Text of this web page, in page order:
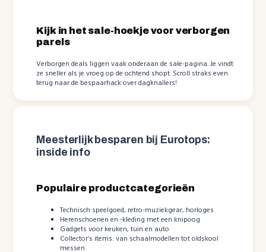
Kijk in het sale-hoekje voor verborgen
parels
Verborgen deals liggen vaak onderaan de sale-pagina. Je vindt
ze sneller als je vroeg op de ochtend shopt. Scroll straks even
terug naar de bespaarhack over dagknallers!
Meesterlijk besparen bij Eurotops:
inside info
Populaire productcategorieën
Technisch speelgoed, retro-muziekgear, horloges
Herenschoenen en -kleding met een knipoog
Gadgets voor keuken, tuin en auto
Collector’s items: van schaalmodellen tot oldskool
messen